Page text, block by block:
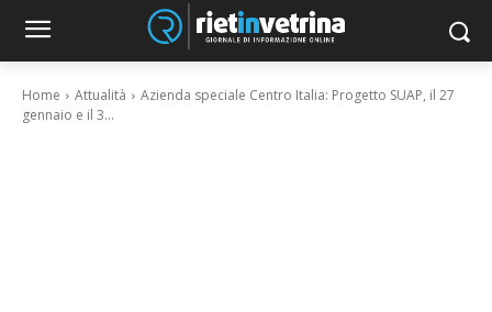
Home Attualità
Azienda speciale Centro Italia: Progetto SUAP, il 27
gennaio e il 3...